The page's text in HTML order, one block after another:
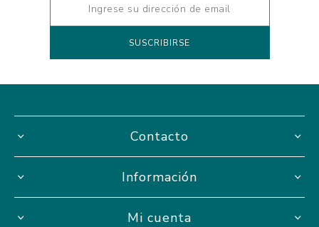
Contacto
Información
Mi cuenta